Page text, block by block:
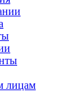
лицам